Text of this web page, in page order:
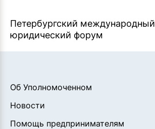
Петербургский международный
юридический форум
Об Уполномоченном
Новости
Помощь предпринимателям